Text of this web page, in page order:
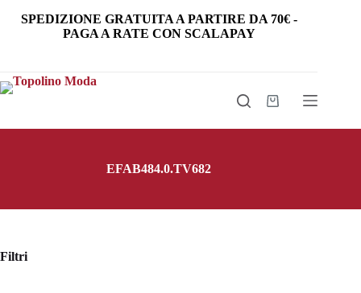
SPEDIZIONE GRATUITA A PARTIRE DA 70€ -
PAGA A RATE CON SCALAPAY
Carrello
EFAB484.0.TV682
Filtri